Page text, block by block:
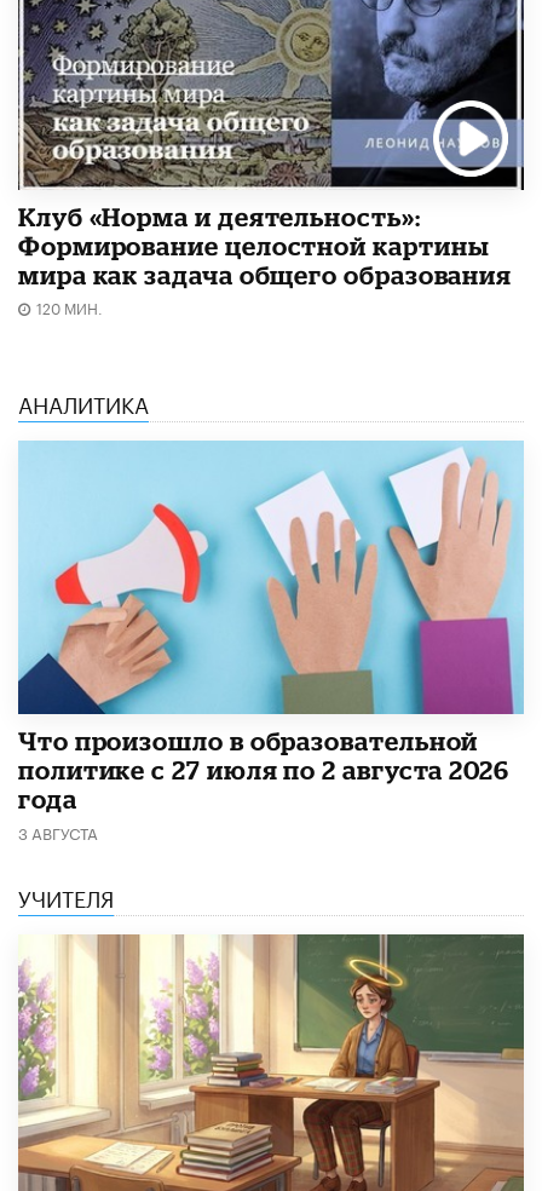
Клуб «Норма и деятельность»:
Формирование целостной картины
мира как задача общего образования
120 МИН.
АНАЛИТИКА
​Что произошло в образовательной
политике с 27 июля по 2 августа 2026
года
3 АВГУСТА
УЧИТЕЛЯ